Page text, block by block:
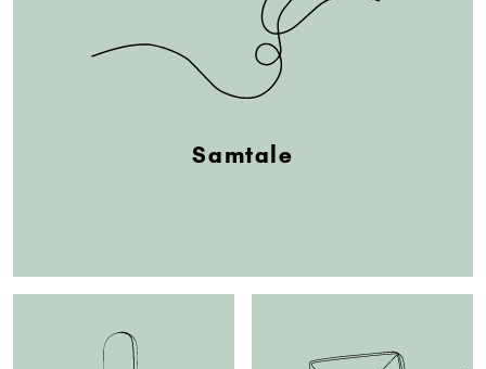
Samtale